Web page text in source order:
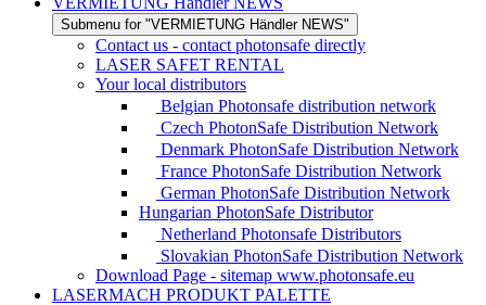
Submenu for "VERMIETUNG Händler NEWS"
Contact us - contact photonsafe directly
LASER SAFET RENTAL
Your local distributors
Belgian Photonsafe distribution network
Czech PhotonSafe Distribution Network
Denmark PhotonSafe Distribution Network
France PhotonSafe Distribution Network
German PhotonSafe Distribution Network
Hungarian PhotonSafe Distributor
Netherland Photonsafe Distributors
Slovakian PhotonSafe Distribution Network
Download Page - sitemap www.photonsafe.eu
LASERMACH PRODUKT PALETTE